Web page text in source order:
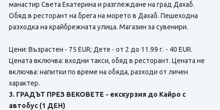
манастир Света Екатерина и разглеждане на град Дахаб.
Обяд в ресторант на брега на морето в Дахаб. Пешеходна
разходка на крайбрежната улица. Магазин за сувенири.
Цени: Възрастен - 75 EUR; Дете - от 2 до 11.99 г. - 40 EUR.
Цената включва: входни такси, обяд в ресторант. Цената не
включва: напитки по време на обяда, разходи от личен
характер.
3. ГРАДЪТ ПРЕЗ ВЕКОВЕТЕ - екскурзия до Кайро с
автобус (1 ДЕН)